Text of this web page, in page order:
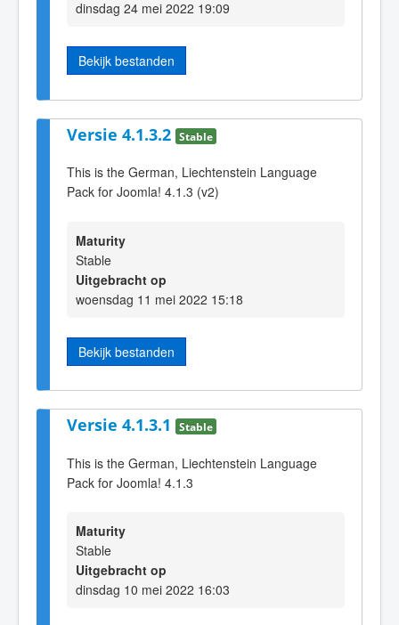
dinsdag 24 mei 2022 19:09
Bekijk bestanden
Versie 4.1.3.2 Stable
This is the German, Liechtenstein Language
Pack for Joomla! 4.1.3 (v2)
Maturity
Stable
Uitgebracht op
woensdag 11 mei 2022 15:18
Bekijk bestanden
Versie 4.1.3.1 Stable
This is the German, Liechtenstein Language
Pack for Joomla! 4.1.3
Maturity
Stable
Uitgebracht op
dinsdag 10 mei 2022 16:03